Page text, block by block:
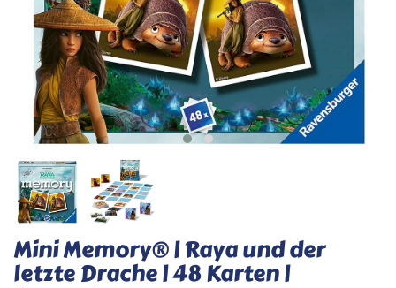
Mini Memory® | Raya und der
letzte Drache | 48 Karten |